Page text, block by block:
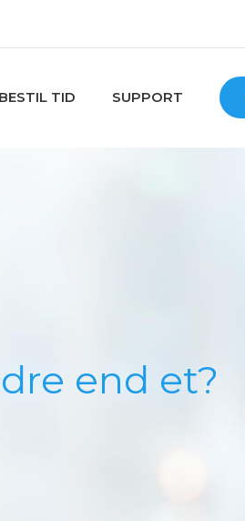
BESTIL TID SUPPORT
end et?